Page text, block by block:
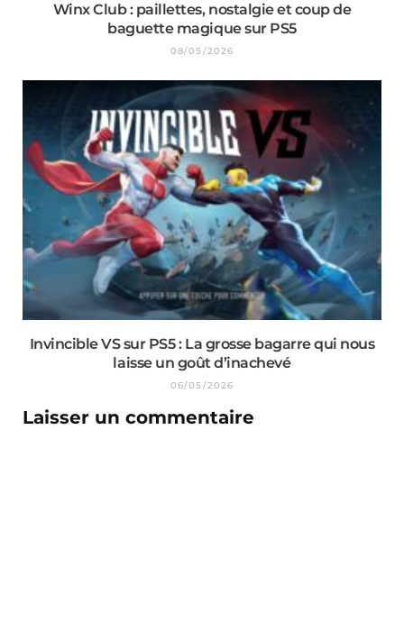
Winx Club : paillettes, nostalgie et coup de
baguette magique sur PS5
08/05/2026
Invincible VS sur PS5 : La grosse bagarre qui nous
laisse un goût d’inachevé
06/05/2026
Laisser un commentaire